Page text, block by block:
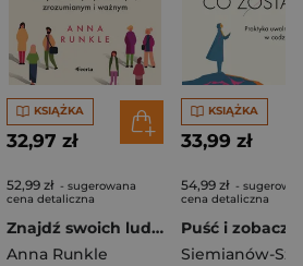
KSIĄŻKA
32,97 zł
52,99 zł - sugerowana
cena detaliczna
Znajdź swoich ludzi. Jak poczuć się wysłuchanym, zrozumianym i ważnym
Anna Runkle
KSIĄŻKA
33,99 zł
54,99 zł -
cena detaliczna